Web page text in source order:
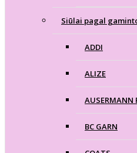
Siūlai pagal
ADDI
ALIZE
BC GARN